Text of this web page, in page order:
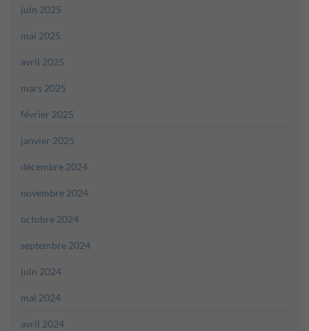
juin 2025
mai 2025
avril 2025
mars 2025
février 2025
janvier 2025
décembre 2024
novembre 2024
octobre 2024
septembre 2024
juin 2024
mai 2024
avril 2024